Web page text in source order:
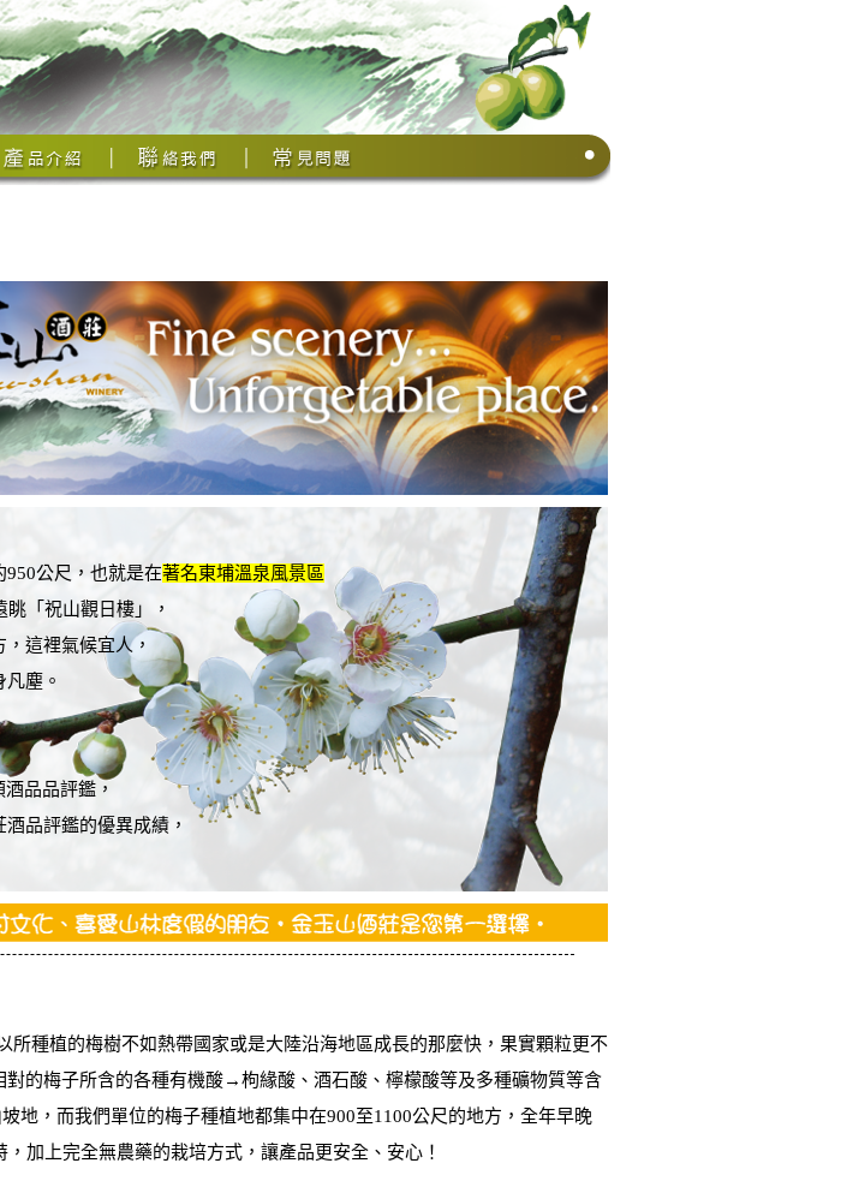
950公尺，也就是在著名東埔溫泉風景區
「祝山觀日樓」，
這裡氣候宜人，
塵。
品品評鑑，
品評鑑的優異成績，
種植的梅樹不如熱帶國家或是大陸沿海地區成長的那麼快，果實顆粒更不
的梅子所含的各種有機酸→枸緣酸、酒石酸、檸檬酸等及多種礦物質等含
，而我們單位的梅子種植地都集中在900至1100公尺的地方，全年早晚
加上完全無農藥的栽培方式，讓產品更安全、安心！